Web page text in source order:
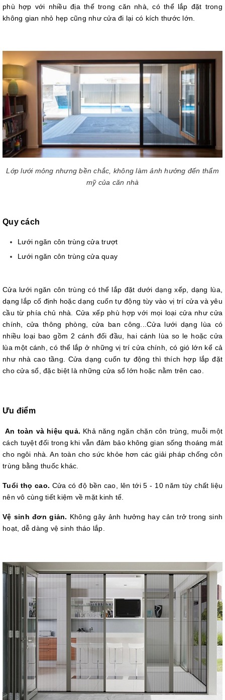
phù hợp với nhiều địa thế trong căn nhà, có thể lắp đặt trong
không gian nhỏ hẹp cũng như cửa đi lại có kích thước lớn.
Lớp lưới mỏng nhưng bền chắc, không làm ảnh hưởng đến thẩm
mỹ của căn nhà
Quy cách
Lưới ngăn côn trùng cửa trượt
Lưới ngăn côn trùng cửa quay
Cửa lưới ngăn côn trùng có thể lắp đặt dưới dạng xếp, dạng lùa,
dạng lắp cố định hoặc dạng cuốn tự động tùy vào vị trí cửa và yêu
cầu từ phía chủ nhà. Cửa xếp phù hợp với mọi loại cửa như cửa
chính, cửa thông phòng, cửa ban công...Cửa lưới dạng lùa có
nhiều loại bao gồm 2 cánh đối đầu, hai cánh lùa so le hoặc cửa
lùa một cánh, có thể lắp ở những vị trí cửa chính, có gió lớn kể cả
như nhà cao tầng. Cửa dạng cuốn tự động thì thích hợp lắp đặt
cho cửa sổ, đặc biệt là những cửa sổ lớn hoặc nằm trên cao.
Ưu điểm
An toàn và hiệu quả. Khả năng ngăn chặn côn trùng, muỗi một
cách tuyệt đối trong khi vẫn đảm bảo không gian sống thoáng mát
cho ngôi nhà. An toàn cho sức khỏe hơn các giải pháp chống côn
trùng bằng thuốc khác.
Tuổi thọ cao. Cửa có độ bền cao, lên tới 5 - 10 năm tùy chất liệu
nên vô cùng tiết kiệm về mặt kinh tế.
Vệ sinh đơn giản. Không gây ảnh hưởng hay cản trở trong sinh
hoạt, dễ dàng vệ sinh tháo lắp.